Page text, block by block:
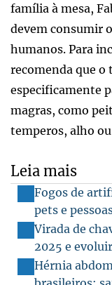
família à mesa,
devem consumir
humanos. Para
recomenda que o
especificamente
magras, como
temperos, alho
Leia mais
Fogos de
pets e
Virada de
2025 e
Hérnia